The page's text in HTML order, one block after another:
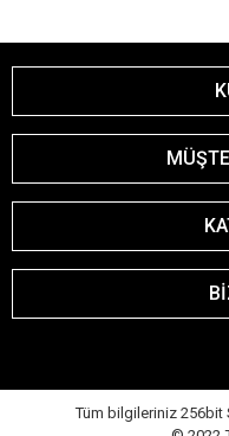
Tüm bilgileriniz 256bit